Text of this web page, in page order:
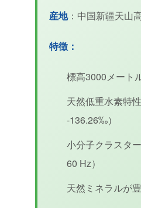
産地：中国新疆天山
特徴：
標高3000メート
天然低重水素特
-136.26‰）
小分子クラスタ
60 Hz）
天然ミネラルが